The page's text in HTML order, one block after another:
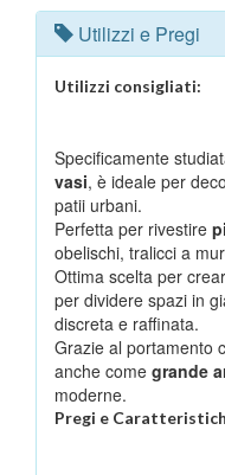
Utilizzi e Pregi
Utilizzi consigliati:
Specificamente
vasi, è ideale per
patii urbani.
Perfetta per rivestire
obelischi, tralicci a
Ottima scelta per
per dividere spazi in
discreta e raffinata.
Grazie al portamento
anche come grande
moderne.
Pregi e